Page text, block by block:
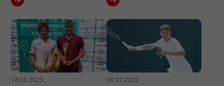
18.08.2025 08.07.2025